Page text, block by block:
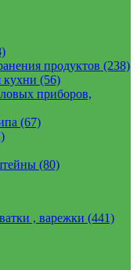
продуктов (238)
кухни (56)
приборов,
(67)
(80)
, варежки (441)